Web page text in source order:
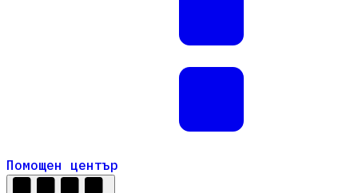
Помощен център
Помощен център